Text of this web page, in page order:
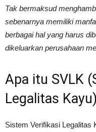
&
Tahan
Tak bermaksud
sebenarnya memiliki
berbagai hal yang harus
dikeluarkan perusahaan
Apa itu SVLK
Legalitas
Sistem Verifikasi Legalitas